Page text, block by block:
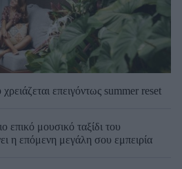
επειγόντως summer reset
μουσικό ταξίδι του
η επόμενη μεγάλη σου εμπειρία